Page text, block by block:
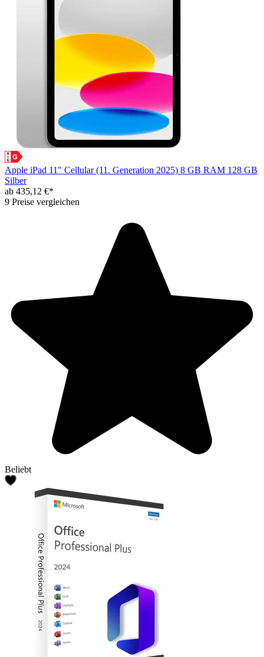
Apple iPad 11" Cellular (11. Generation 2025) 8 GB RAM 128 GB
Silber
ab 435,12 €*
9 Preise vergleichen
Beliebt